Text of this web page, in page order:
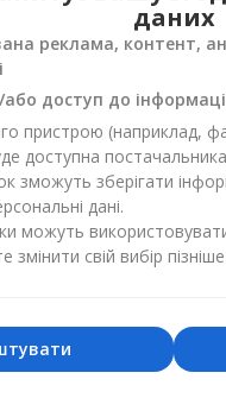
Замовити 1
даних
реклама, контент,
або доступ до
пристрою (наприклад,
доступна
зможуть зберігати
дані.
можуть
змінити свій вибір